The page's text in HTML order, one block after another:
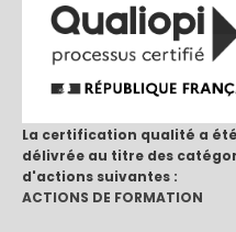
La certification qualité a été
délivrée au titre des
d'actions suivantes :
ACTIONS DE FORMATION